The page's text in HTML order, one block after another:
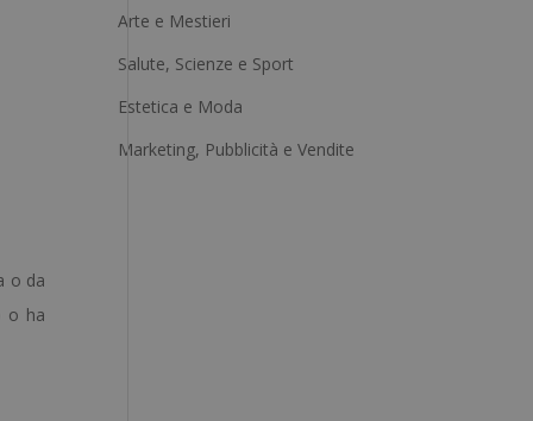
o da
o ha
n
a
v
Arte e Mestieri
Salute, Scienze e Sport
Estetica e Moda
Marketing, Pubblicità e Vendite